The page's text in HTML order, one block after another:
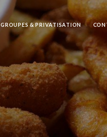
GROUPES & PRIVATISATION